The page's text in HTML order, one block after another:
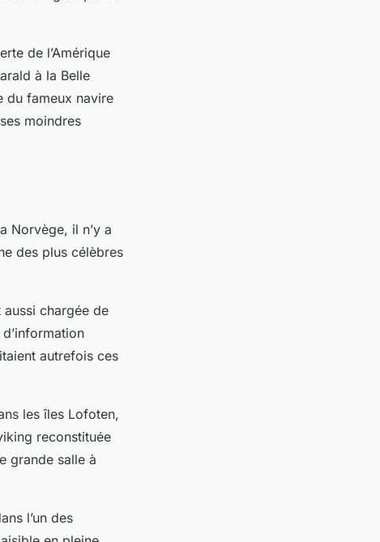
de l’Amérique
à la Belle
du fameux navire
moindres
Norvège, il n’y a
des plus célèbres
chargée de
autrefois ces
les îles Lofoten,
reconstituée
grande salle à
l’un des